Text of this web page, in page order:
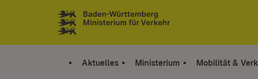
Zum Inhalt springen
Link zur Startseite
Aktuelles Ministerium Mobilität &